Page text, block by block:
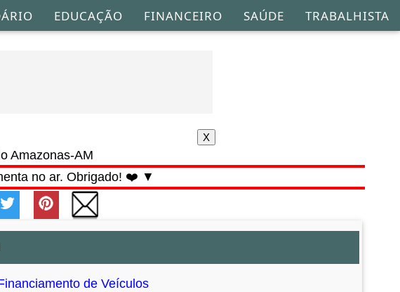
TRABALHISTA
SAÚDE
FINANCEIRO
EDUCAÇÃO
Amazonas-AM
no ar. Obrigado! ❤️ ▼
de Veículos